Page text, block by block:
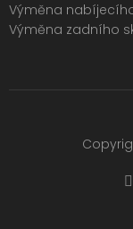
Výměna
Výměna zadního